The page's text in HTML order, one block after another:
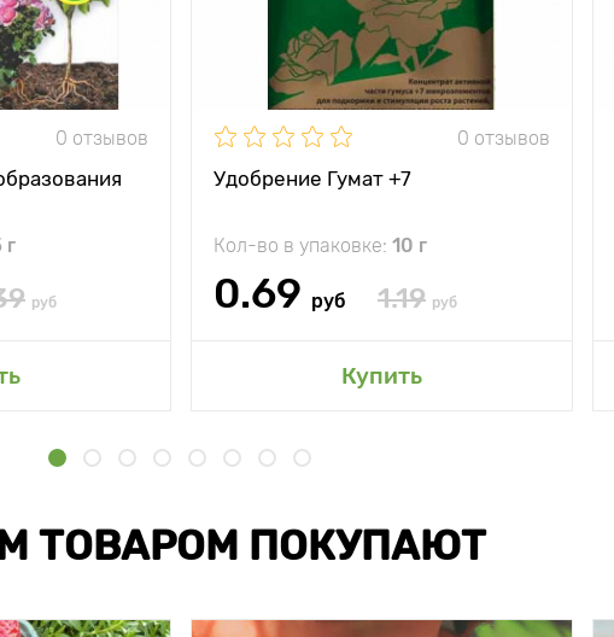
0 отзывов
г
руб
0 отзывов
Удобрение Гумат +7
Кол-во в упаковке: 10 г
0.69 руб 1.19 руб
Купить
ТОВАРОМ ПОКУПАЮТ